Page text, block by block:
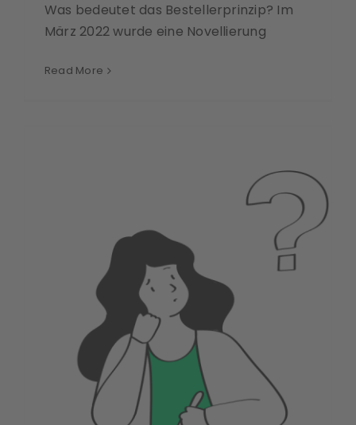
Was bedeutet das Bestellerprinzip? Im
März 2022 wurde eine Novellierung
Read More